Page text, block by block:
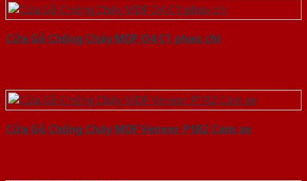
Cửa Gỗ Chống Cháy MDF O4 C1 phao chi
Cửa Gỗ Chống Cháy MDF Veneer P1R2 Cam xe